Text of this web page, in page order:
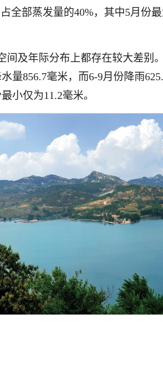
全部蒸发量的40%，其中5月份
及年际分布上都存在较大差别
量856.7毫米，而6-9月份降雨
小仅为11.2毫米。